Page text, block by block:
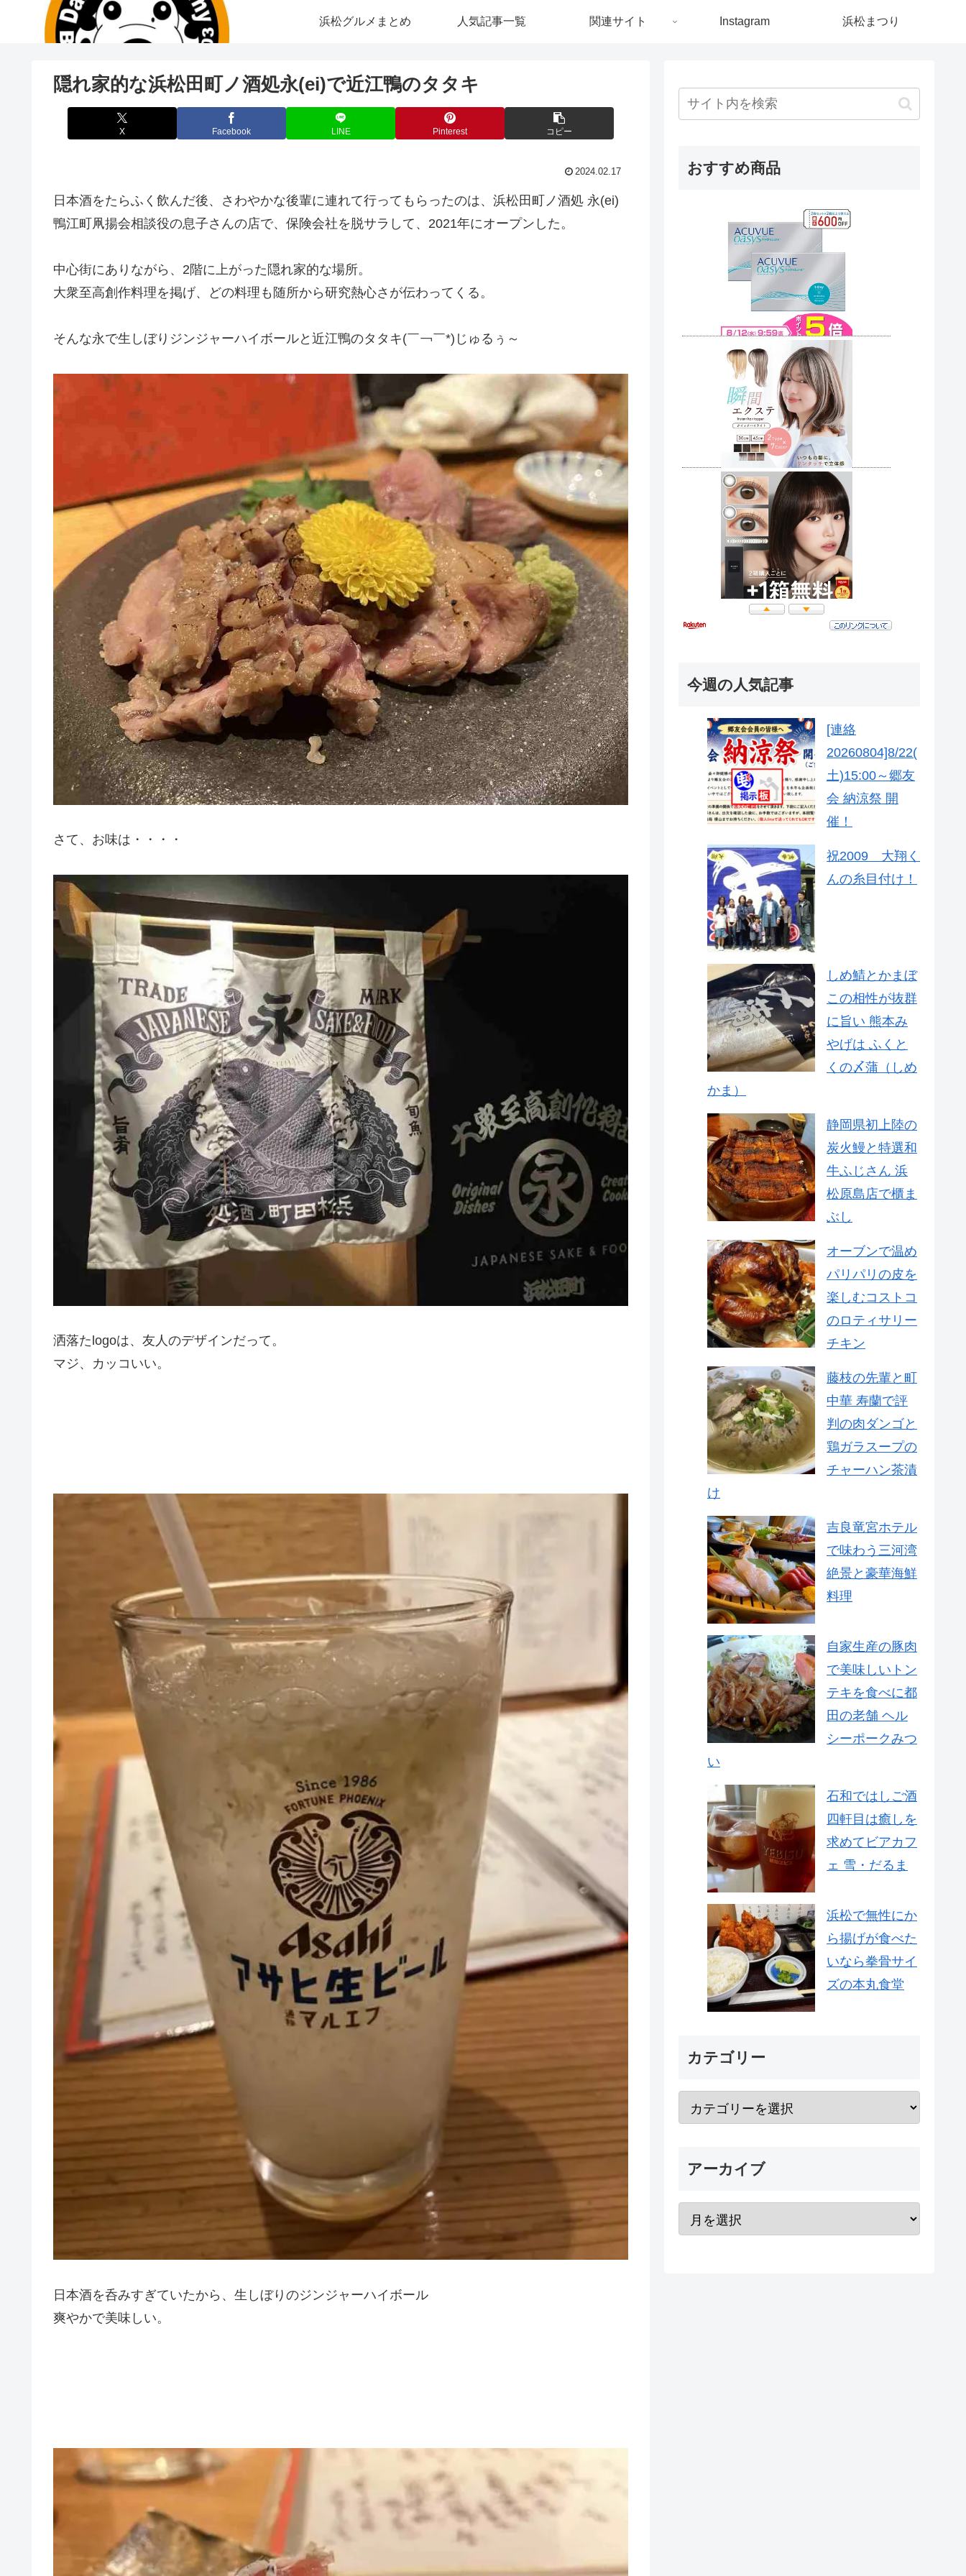
浜松グルメまとめ 人気記事一覧 関連サイト Instagram 浜松まつり
隠れ家的な浜松田町ノ酒処永(ei)で近江鴨のタタキ
X Facebook LINE Pinterest コピー
2024.02.17
日本酒をたらふく飲んだ後、さわやかな後輩に連れて行ってもらったのは、浜松田町ノ酒処 永(ei)
鴨江町凧揚会相談役の息子さんの店で、保険会社を脱サラして、2021年にオープンした。
中心街にありながら、2階に上がった隠れ家的な場所。
大衆至高創作料理を掲げ、どの料理も随所から研究熱心さが伝わってくる。
そんな永で生しぼりジンジャーハイボールと近江鴨のタタキ(￣￢￣*)じゅるぅ～
さて、お味は・・・・
洒落たlogoは、友人のデザインだって。
マジ、カッコいい。
日本酒を呑みすぎていたから、生しぼりのジンジャーハイボール
爽やかで美味しい。
おすすめ商品
今週の人気記事
[連絡
20260804]8/22(
土)15:00～郷友
会 納涼祭 開
催！
祝2009 大翔く
んの糸目付け！
しめ鯖とかまぼ
この相性が抜群
に旨い 熊本み
やげは ふくと
くの〆蒲（しめ
かま）
静岡県初上陸の
炭火鰻と特選和
牛ふじさん 浜
松原島店で櫃ま
ぶし
オーブンで温め
パリパリの皮を
楽しむコストコ
のロティサリー
チキン
藤枝の先輩と町
中華 寿蘭で評
判の肉ダンゴと
鶏ガラスープの
チャーハン茶漬
け
吉良竜宮ホテル
で味わう三河湾
絶景と豪華海鮮
料理
自家生産の豚肉
で美味しいトン
テキを食べに都
田の老舗 ヘル
シーポークみつ
い
石和ではしご酒
四軒目は癒しを
求めてビアカフ
ェ 雪・だるま
浜松で無性にか
ら揚げが食べた
いなら拳骨サイ
ズの本丸食堂
カテゴリー
アーカイブ